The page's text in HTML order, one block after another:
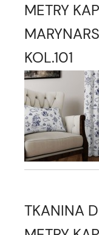
METRY
KOL.101
TKANINA